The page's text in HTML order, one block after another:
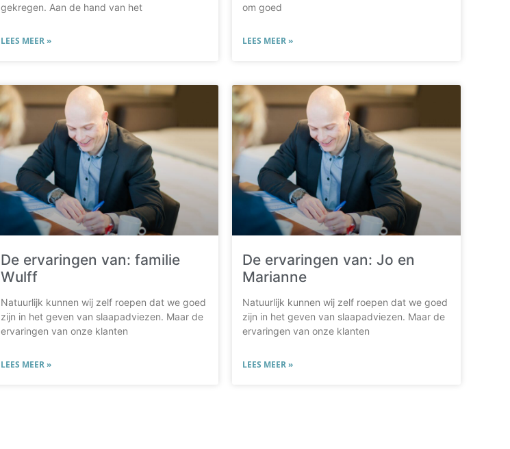
gekregen. Aan de hand van het
LEES MEER »
om goed
LEES MEER »
De ervaringen van: familie
Wulff
Natuurlijk kunnen wij zelf roepen dat we goed
zijn in het geven van slaapadviezen. Maar de
ervaringen van onze klanten
LEES MEER »
De ervaringen van: Jo en
Marianne
Natuurlijk kunnen wij zelf roepen dat we goed
zijn in het geven van slaapadviezen. Maar de
ervaringen van onze klanten
LEES MEER »